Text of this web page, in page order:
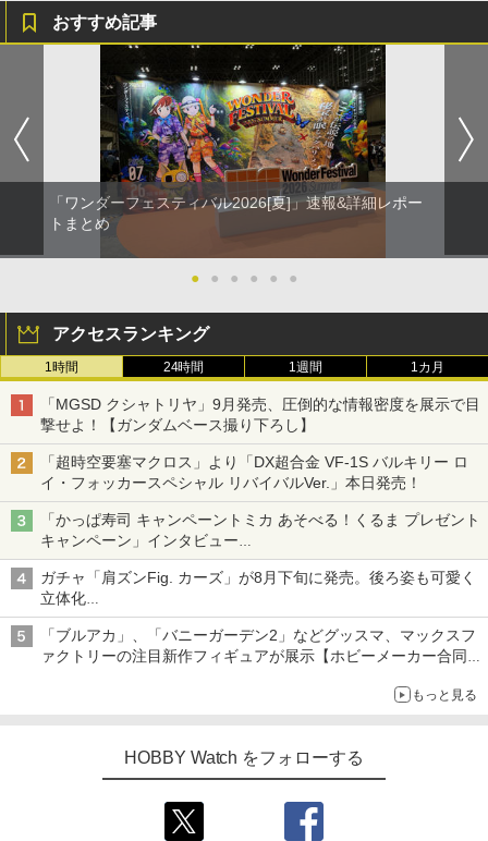
おすすめ記事
「ワンダーフェスティバル2026[夏]」速報&詳細レポー
トまとめ
● ● ● ● ● ●
アクセスランキング
1時間 24時間 1週間 1カ月
「MGSD クシャトリヤ」9月発売、圧倒的な情報密度を展示で目
撃せよ！【ガンダムベース撮り下ろし】
「超時空要塞マクロス」より「DX超合金 VF-1S バルキリー ロ
イ・フォッカースペシャル リバイバルVer.」本日発売！
「かっぱ寿司 キャンペーントミカ あそべる！くるま プレゼント
キャンペーン」インタビュー
子どもが楽しめるかっぱ寿司ならではの体験とコラボの楽しさを
追求
ガチャ「肩ズンFig. カーズ」が8月下旬に発売。後ろ姿も可愛く
立体化
ライトニング・マックィーンやメーターなど4種がラインナップ
「ブルアカ」、「バニーガーデン2」などグッスマ、マックスフ
ァクトリーの注目新作フィギュアが展示【ホビーメーカー合同展
もっと見る
HOBBY Watch をフォローする